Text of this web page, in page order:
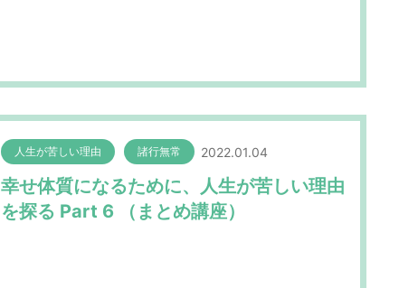
人生が苦しい理由 諸行無常 2022.01.04
幸せ体質になるために、人生が苦しい理由
を探る Part 6 （まとめ講座）